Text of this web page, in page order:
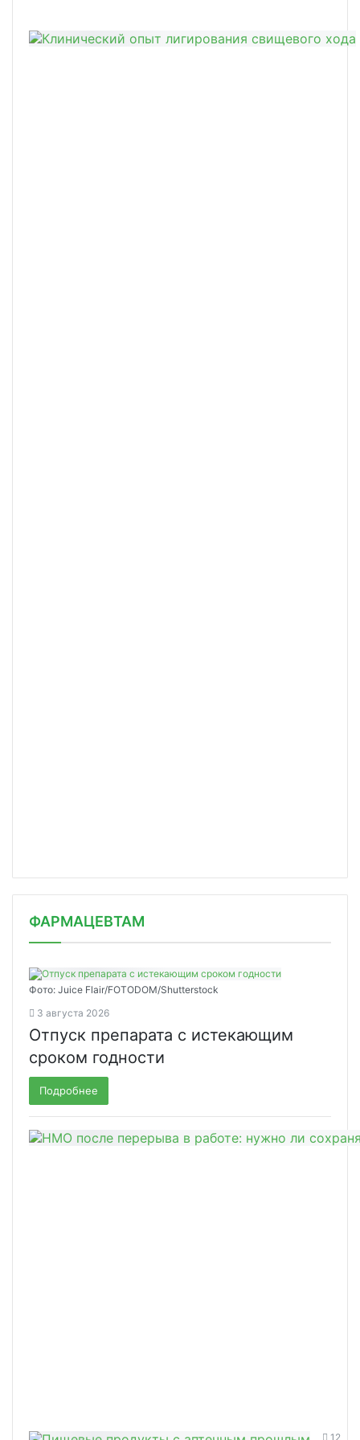
ФАРМАЦЕВТАМ
Фото: Juice Flair/FOTODOM/Shutterstoсk
3 августа 2026
Отпуск препарата с истекающим
сроком годности
Подробнее
12